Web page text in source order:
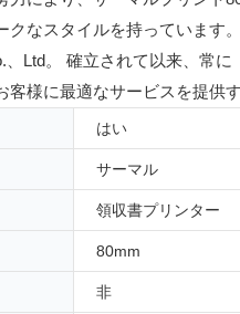
クなスタイルを持っています
、Ltd。 確立されて以来、常
客様に最適なサービスを提供
はい
サーマル
領収書プリンター
80mm
非